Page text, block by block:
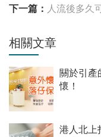
下一篇： 人流後多久
相關文章
關於引產
懷！
港人北上